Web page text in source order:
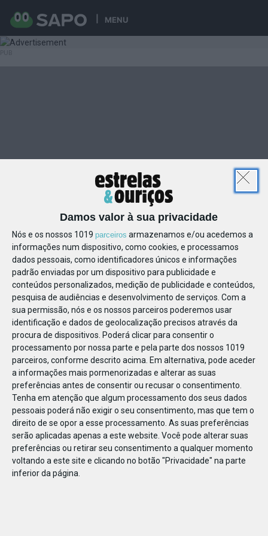
MENU
Damos valor à sua privacidade
Nós e os nossos 1019 parceiros armazenamos e/ou acedemos a
informações num dispositivo, como cookies, e processamos
dados pessoais, como identificadores únicos e informações
padrão enviadas por um dispositivo para publicidade e
conteúdos personalizados, medição de publicidade e conteúdos,
pesquisa de audiências e desenvolvimento de serviços. Com a
sua permissão, nós e os nossos parceiros poderemos usar
identificação e dados de geolocalização precisos através da
procura de dispositivos. Poderá clicar para consentir o
processamento por nossa parte e pela parte dos nossos 1019
parceiros, conforme descrito acima. Em alternativa, pode aceder
a informações mais pormenorizadas e alterar as suas
preferências antes de consentir ou recusar o consentimento.
Tenha em atenção que algum processamento dos seus dados
pessoais poderá não exigir o seu consentimento, mas que tem o
direito de se opor a esse processamento. As suas preferências
serão aplicadas apenas a este website. Você pode alterar suas
preferências ou retirar seu consentimento a qualquer momento
voltando a este site e clicando no botão "Privacidade" na parte
inferior da página.
252961142783622